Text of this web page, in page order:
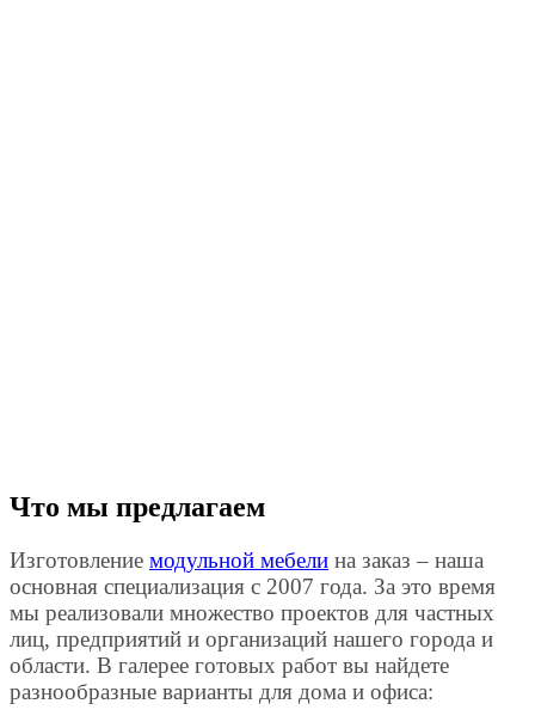
Что мы предлагаем
Изготовление модульной мебели на заказ – наша
основная специализация с 2007 года. За это время
мы реализовали множество проектов для частных
лиц, предприятий и организаций нашего города и
области. В галерее готовых работ вы найдете
разнообразные варианты для дома и офиса: